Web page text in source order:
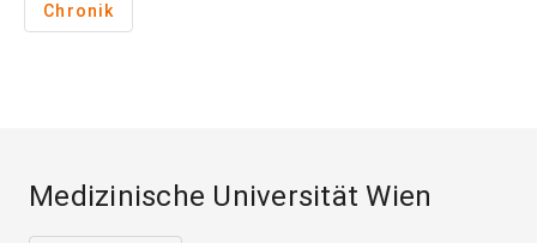
Chronik
Medizinische Universität Wien